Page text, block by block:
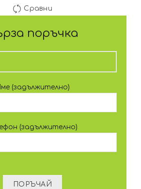
Сравни
поръчка
(задължително)
(задължително)